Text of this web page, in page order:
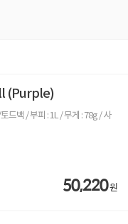
(Purple)
백 / 부피 : 1L / 무게 : 78g / 사
50,220원